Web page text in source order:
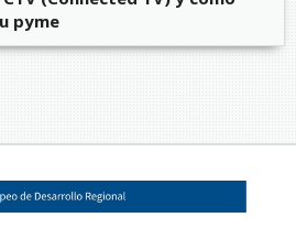
pyme